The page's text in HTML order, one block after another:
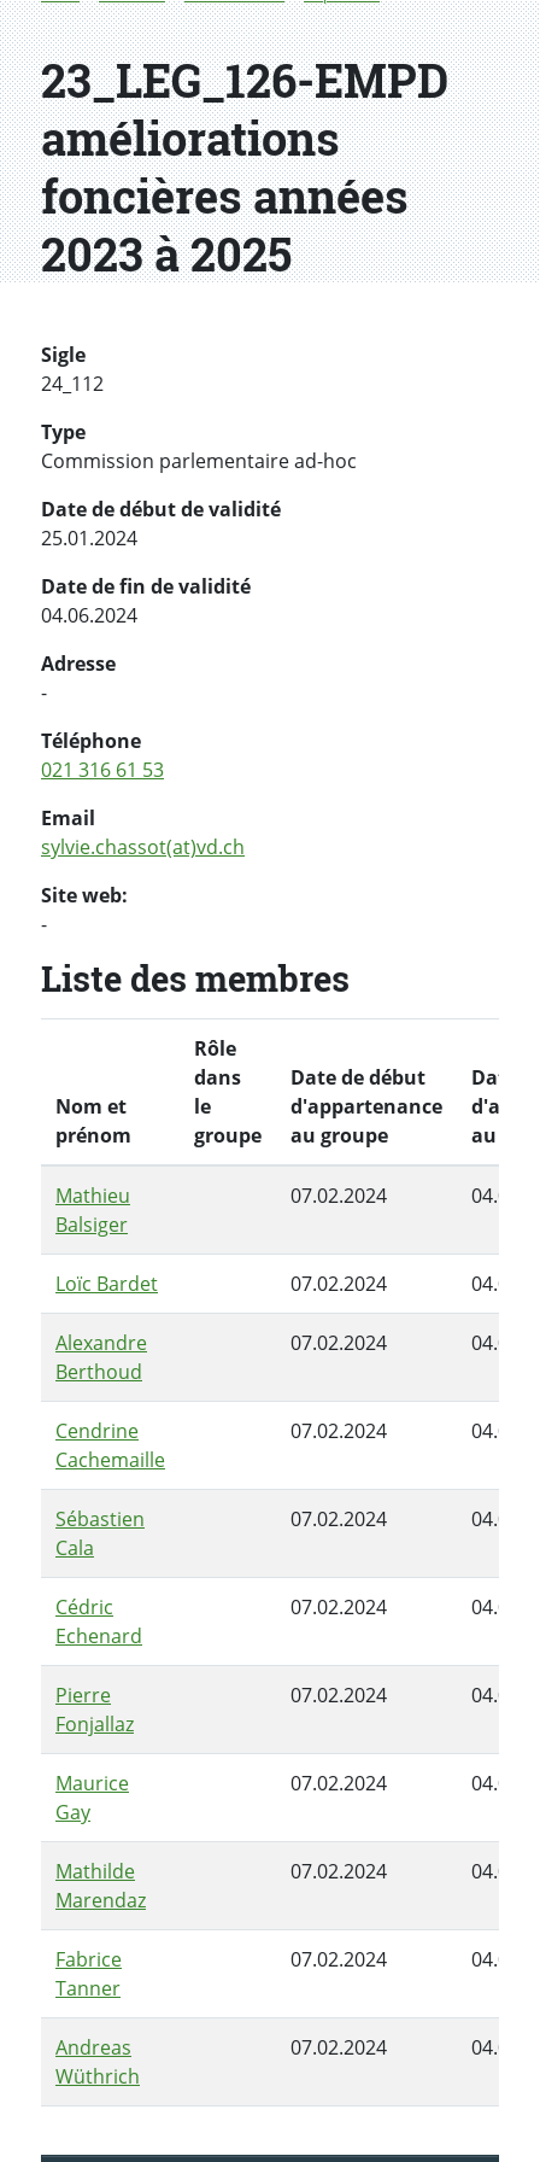
23_LEG_126-EMPD
améliorations
foncières années
2023 à 2025
Sigle
24_112
Type
Commission parlementaire ad-hoc
Date de début de validité
25.01.2024
Date de fin de validité
04.06.2024
Adresse
-
Téléphone
021 316 61 53
Email
sylvie.chassot(at)vd.ch
Site web:
-
Liste des membres
Nom et
prénom
Rôle
dans
le
groupe
Date de début
d'appartenance
au groupe
Date
au
Mathieu
Balsiger
07.02.2024
Loïc Bardet 07.02.2024
Alexandre
Berthoud
07.02.2024
Cendrine
Cachemaille
07.02.2024
Sébastien
Cala
07.02.2024
Cédric
Echenard
07.02.2024
Pierre
Fonjallaz
07.02.2024
Maurice
Gay
07.02.2024
Mathilde
Marendaz
07.02.2024
Fabrice
Tanner
07.02.2024
Andreas
Wüthrich
07.02.2024